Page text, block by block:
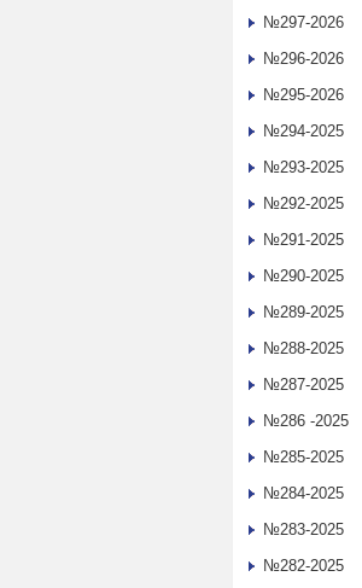
№297-2026
№296-2026
№295-2026
№294-2025
№293-2025
№292-2025
№291-2025
№290-2025
№289-2025
№288-2025
№287-2025
№286 -2025
№285-2025
№284-2025
№283-2025
№282-2025